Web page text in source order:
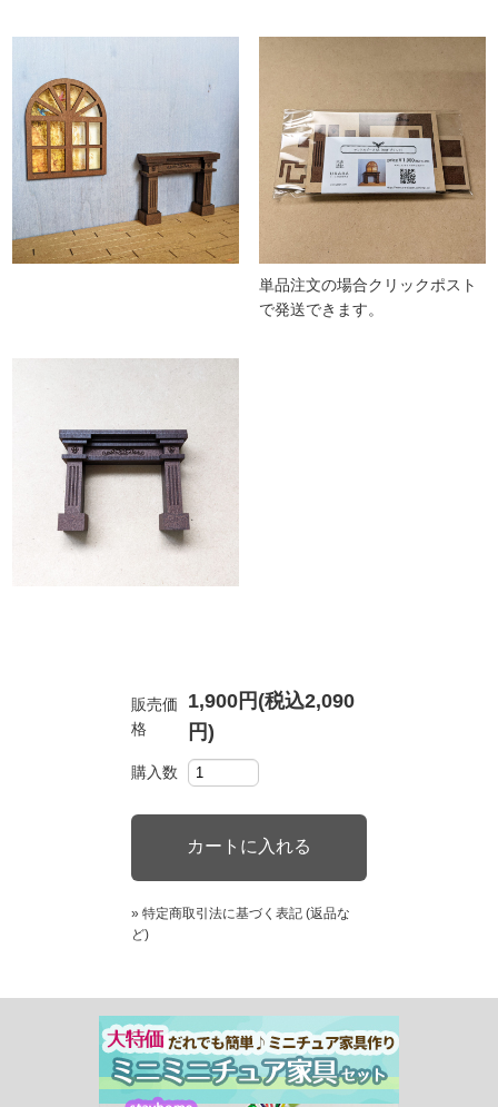
単品注文の場合クリックポスト
で発送できます。
販売価
格
1,900円(税込2,090
円)
購入数
» 特定商取引法に基づく表記 (返品な
ど)